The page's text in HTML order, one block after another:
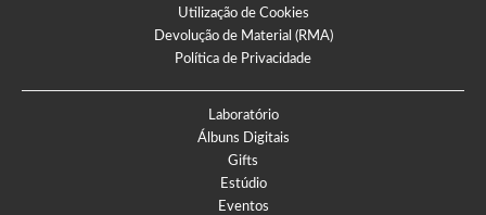
Utilização de Cookies
Devolução de Material (RMA)
Política de Privacidade
Laboratório
Álbuns Digitais
Gifts
Estúdio
Eventos